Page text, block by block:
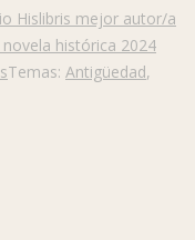
Hislibris mejor autor/a
histórica 2024
Temas: Antigüedad,